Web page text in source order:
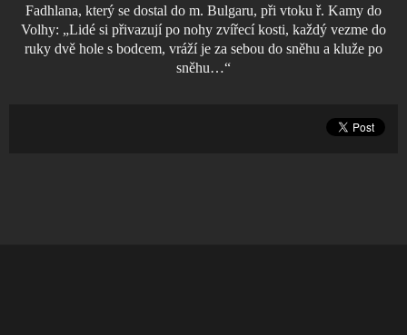
Fadhlana, který se dostal do m. Bulgaru, při vtoku ř. Kamy do
Volhy: „Lidé si přivazují po nohy zvířecí kosti, každý vezme do
ruky dvě hole s bodcem, vráží je za sebou do sněhu a kluže po
sněhu…“